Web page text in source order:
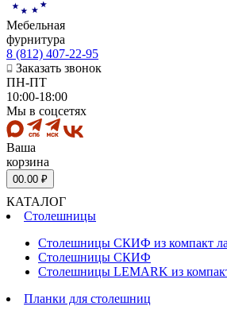
Мебельная
фурнитура
8 (812) 407-22-95
Заказать звонок
ПН-ПТ
10:00-18:00
Мы в соцсетях
Ваша
корзина
00.00 ₽
КАТАЛОГ
Столешницы
Столешницы СКИФ из компакт
Столешницы СКИФ
Столешницы LEMARK из
Планки для столешниц